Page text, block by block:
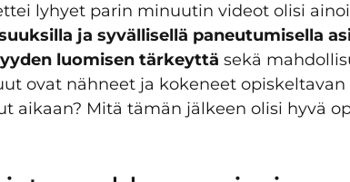
lyhyet parin minuutin videot olisi
ja syvällisellä paneutumisella
luomisen tärkeyttä sekä
ovat nähneet ja kokeneet
aikaan? Mitä tämän jälkeen olisi hyvä